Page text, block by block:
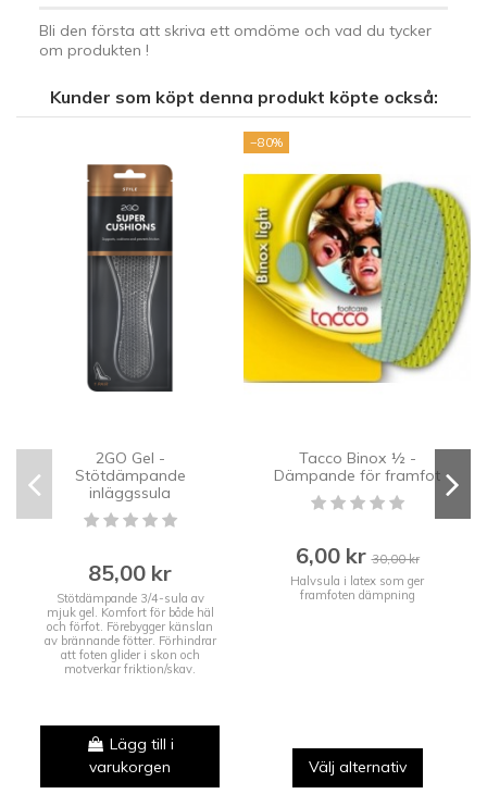
Bli den första att skriva ett omdöme och vad du tycker
om produkten !
Kunder som köpt denna produkt köpte också:
2GO Gel -
Stötdämpande
inläggssula
85,00 kr
Stötdämpande 3/4-sula av
mjuk gel. Komfort för både häl
och förfot. Förebygger känslan
av brännande fötter. Förhindrar
att foten glider i skon och
motverkar friktion/skav.
Lägg till i
varukorgen
−80%
Tacco Binox ½ -
Dämpande för framfot
6,00 kr30,00 kr
Halvsula i latex som ger
framfoten dämpning
Välj alternativ